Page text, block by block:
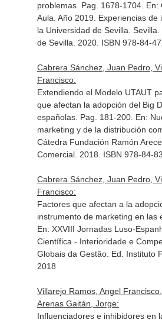
problemas. Pag. 1678-1704. En:
Aula. Año 2019. Experiencias de
la Universidad de Sevilla .
de Sevilla. 2020. ISBN 978-84-
Cabrera Sánchez, Juan Pedro,
Francisco:
Extendiendo el Modelo UTAUT
que afectan la adopción del Big
españolas. Pag. 181-200. En:
marketing y de la distribución
Cátedra Fundación Ramón
Comercial. 2018. ISBN 978-84-
Cabrera Sánchez, Juan Pedro,
Francisco:
Factores que afectan a la
instrumento de marketing en las
En: XXVIII Jornadas Luso-
Científica - Interioridade e
Globais da Gestâo. Ed. Instituto
2018
Villarejo Ramos, Angel
Arenas Gaitán, Jorge:
Influenciadores e inhibidores en